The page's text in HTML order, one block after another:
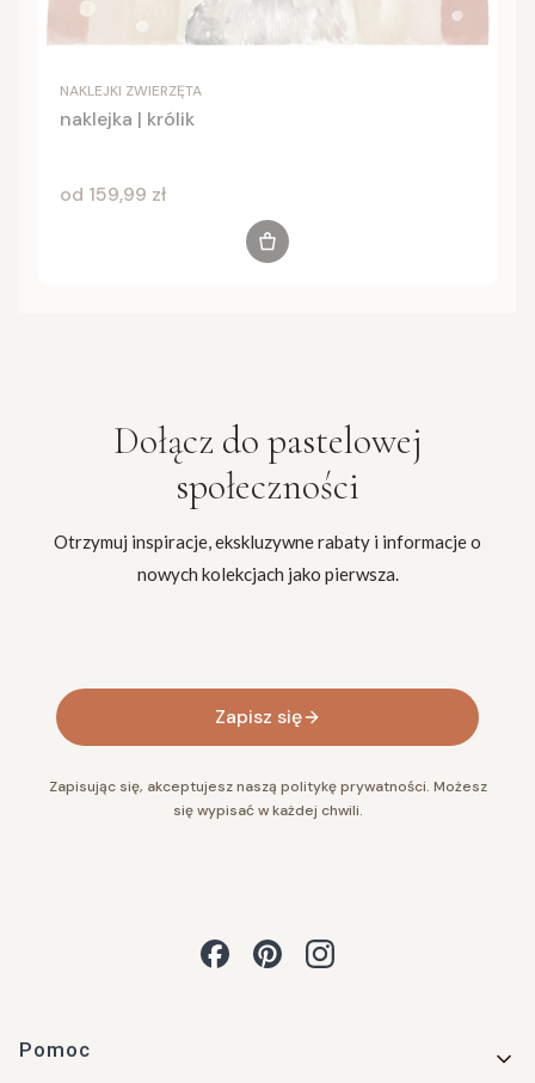
NAKLEJKI ZWIERZĘTA
naklejka | królik
Cena
od 159,99 zł
Zobacz produkt
Dołącz do pastelowej
społeczności
Otrzymuj inspiracje, ekskluzywne rabaty i informacje o
nowych kolekcjach jako pierwsza.
Zapisz się
Zapisując się, akceptujesz naszą politykę prywatności. Możesz
się wypisać w każdej chwili.
Linki w stopce
Pomoc